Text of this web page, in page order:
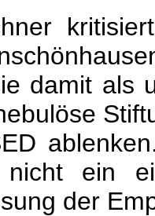
damit als
nicht ein
der